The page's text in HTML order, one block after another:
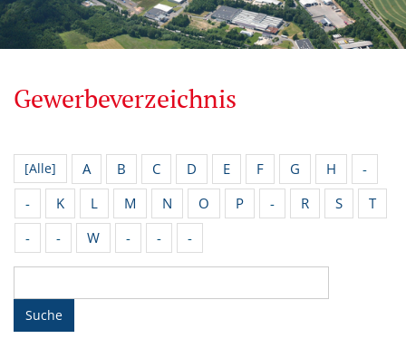
Gewerbeverzeichnis
[Alle] A B C D E F G H
-
-
K L M N O P - R S
T
-
- W - - -
Suche